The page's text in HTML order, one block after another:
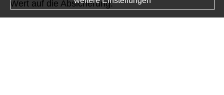
Wert auf die Absicherung: